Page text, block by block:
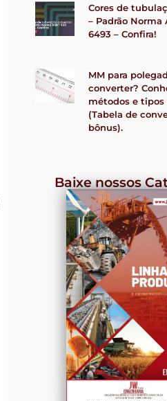
Cores de
– Padrão Norma
6493 – Confira!
MM para
converter?
métodos e tipos
(Tabela de
bônus).
Baixe nossos